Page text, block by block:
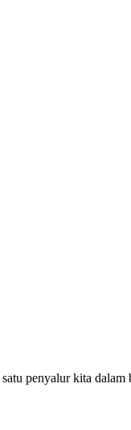
penyalur kita dalam